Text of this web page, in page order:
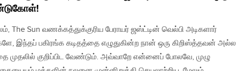
The Sun வணக்கத்துக்குரிய பேராயர் ஜஸ்ட்டின் வெல்பி அடிகளார்
இந்தப் பகிரங்க கடிதத்தை எழுதுகின்ற நான் ஒரு கிறிஸ்த்தவன் அல்ல
முதலில் குறிப்பிட வேண்டும். அவ்வாறே என்னைப் போலவே, முழு